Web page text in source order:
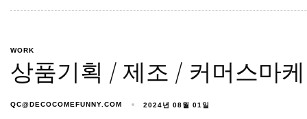
WORK
상품기획 / 제조 / 커머스마
QC@DECOCOMEFUNNY.COM 2024년 08월 01일